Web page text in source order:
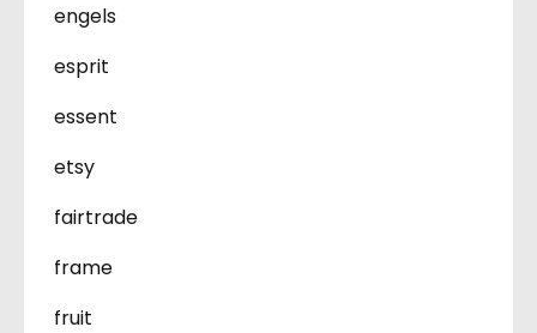
engels
esprit
essent
etsy
fairtrade
frame
fruit